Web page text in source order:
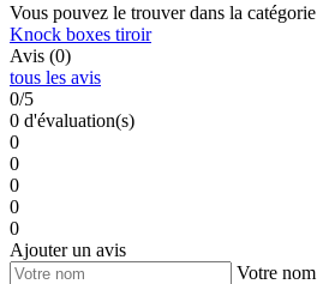
Vous pouvez le trouver dans la catégorie
Knock boxes tiroir
Avis (0)
tous les avis
0/5
0 d'évaluation(s)
0
0
0
0
0
Ajouter un avis
Votre nom